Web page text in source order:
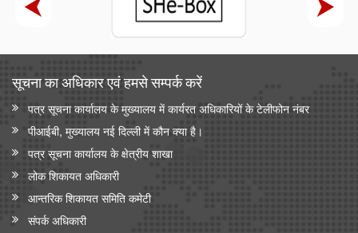
सूचना का अधिकार एवं हमसे सम्‍पर्क करें
पत्र सूचना कार्यालय के मुख्यालय में कार्यरत अधिकारियों के टेलीफोन नंबर
पीआईबी, मुख्यालय नई दिल्ली में कौन क्या है।
पत्र सूचना कार्यालय के क्षेत्रीय शाखा
लोक शिकायत अधिकारी
आन्‍तरिक शिकायत समिति कमेटी
संपर्क अधिकारी